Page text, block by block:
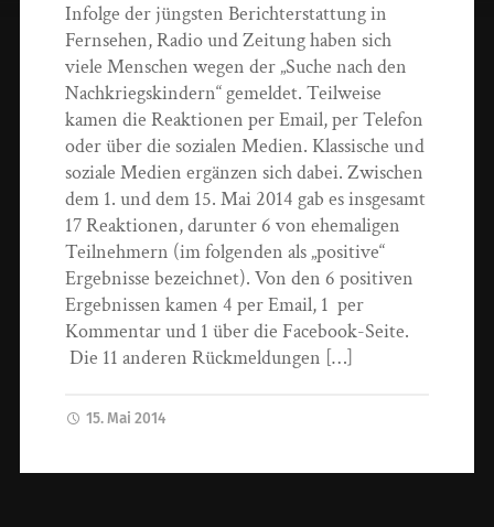
Infolge der jüngsten Berichterstattung in
Fernsehen, Radio und Zeitung haben sich
viele Menschen wegen der „Suche nach den
Nachkriegskindern“ gemeldet. Teilweise
kamen die Reaktionen per Email, per Telefon
oder über die sozialen Medien. Klassische und
soziale Medien ergänzen sich dabei. Zwischen
dem 1. und dem 15. Mai 2014 gab es insgesamt
17 Reaktionen, darunter 6 von ehemaligen
Teilnehmern (im folgenden als „positive“
Ergebnisse bezeichnet). Von den 6 positiven
Ergebnissen kamen 4 per Email, 1 per
Kommentar und 1 über die Facebook-Seite.
Die 11 anderen Rückmeldungen […]
15. Mai 2014